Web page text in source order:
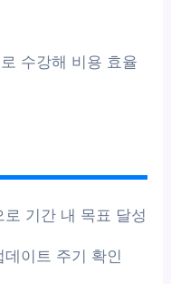
수강해 비용 효율
기간 내 목표 달성
이트 주기 확인